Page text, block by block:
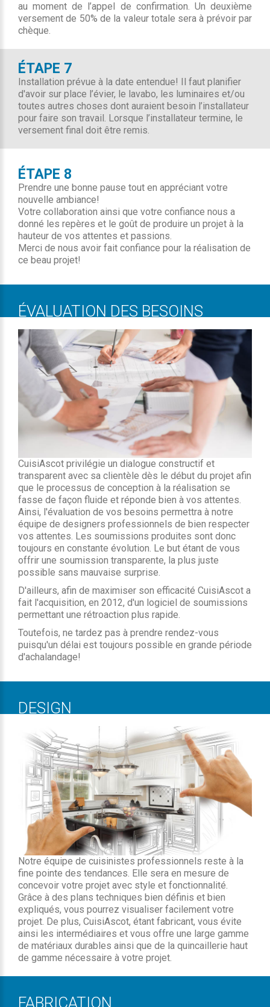
au moment de l’appel de confirmation. Un deuxième
versement de 50% de la valeur totale sera à prévoir par
chèque.
ÉTAPE 7
Installation prévue à la date entendue! Il faut planifier
d'avoir sur place l’évier, le lavabo, les luminaires et/ou
toutes autres choses dont auraient besoin l’installateur
pour faire son travail. Lorsque l’installateur termine, le
versement final doit être remis.
ÉTAPE 8
Prendre une bonne pause tout en appréciant votre
nouvelle ambiance!
Votre collaboration ainsi que votre confiance nous a
donné les repères et le goût de produire un projet à la
hauteur de vos attentes et passions.
Merci de nous avoir fait confiance pour la réalisation de
ce beau projet!
ÉVALUATION DES BESOINS
CuisiAscot privilégie un dialogue constructif et
transparent avec sa clientèle dès le début du projet afin
que le processus de conception à la réalisation se
fasse de façon fluide et réponde bien à vos attentes.
Ainsi, l'évaluation de vos besoins permettra à notre
équipe de designers professionnels de bien respecter
vos attentes. Les soumissions produites sont donc
toujours en constante évolution. Le but étant de vous
offrir une soumission transparente, la plus juste
possible sans mauvaise surprise.
D'ailleurs, afin de maximiser son efficacité CuisiAscot a
fait l'acquisition, en 2012, d'un logiciel de soumissions
permettant une rétroaction plus rapide.
Toutefois, ne tardez pas à prendre rendez-vous
puisqu'un délai est toujours possible en grande période
d'achalandage!
DESIGN
Notre équipe de cuisinistes professionnels reste à la
fine pointe des tendances. Elle sera en mesure de
concevoir votre projet avec style et fonctionnalité.
Grâce à des plans techniques bien définis et bien
expliqués, vous pourrez visualiser facilement votre
projet. De plus, CuisiAscot, étant fabricant, vous évite
ainsi les intermédiaires et vous offre une large gamme
de matériaux durables ainsi que de la quincaillerie haut
de gamme nécessaire à votre projet.
FABRICATION